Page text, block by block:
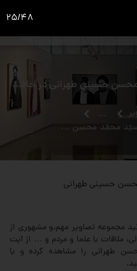
view_headline
تصویر آیة اللَه حاج سید محمد محسن حسینی طهرانی در حافظیه شیراز
...
حضرت‏ آية الله حاج سيّد محمّد محسن حسينى طهرانى‏
حسينى طهرانى‏
مجموعه تصاویر مهم،و مشهوری از
ملاقات‌ با علما و مردم و … از آیت
طهرانی را مشاهده کرده و با
25/48